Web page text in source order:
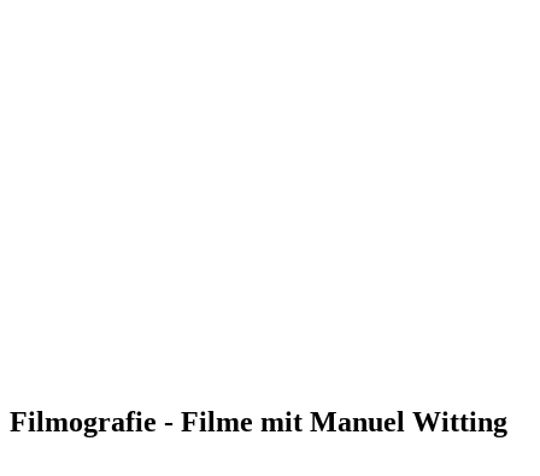
Filmografie - Filme mit Manuel Witting